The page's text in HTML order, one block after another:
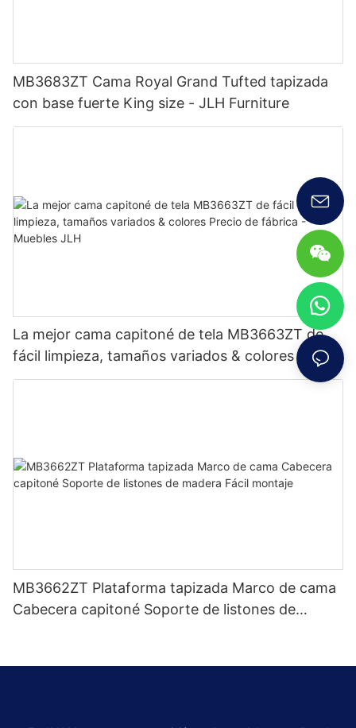
MB3683ZT Cama Royal Grand Tufted tapizada
con base fuerte King size - JLH Furniture
La mejor cama capitoné de tela MB3663ZT de
fácil limpieza, tamaños variados & colores Precio
de fábrica - Muebles JLH
MB3662ZT Plataforma tapizada Marco de cama
Cabecera capitoné Soporte de listones de